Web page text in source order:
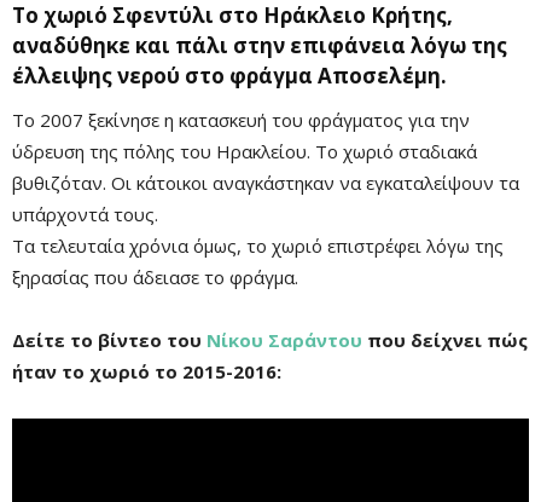
Το χωριό Σφεντύλι στο Ηράκλειο Κρήτης,
αναδύθηκε και πάλι στην επιφάνεια λόγω της
έλλειψης νερού στο φράγμα Αποσελέμη.
Το 2007 ξεκίνησε η κατασκευή του φράγματος για την
ύδρευση της πόλης του Ηρακλείου. Το χωριό σταδιακά
βυθιζόταν. Οι κάτοικοι αναγκάστηκαν να εγκαταλείψουν τα
υπάρχοντά τους.
Τα τελευταία χρόνια όμως, το χωριό επιστρέφει λόγω της
ξηρασίας που άδειασε το φράγμα.
Mute
Δείτε το βίντεο του Νίκου Σαράντου που δείχνει πώς
ήταν το χωριό το 2015-2016: